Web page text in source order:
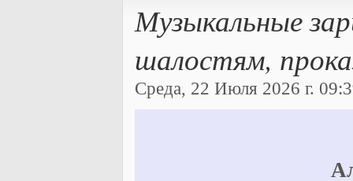
Музыкальные
шалостям,
Среда, 22 Июля 2026 г.